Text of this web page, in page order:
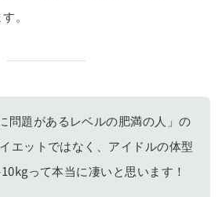
。
問題があるレベルの肥満の人」の
エットではなく、アイドルの体型
って本当に凄いと思います！